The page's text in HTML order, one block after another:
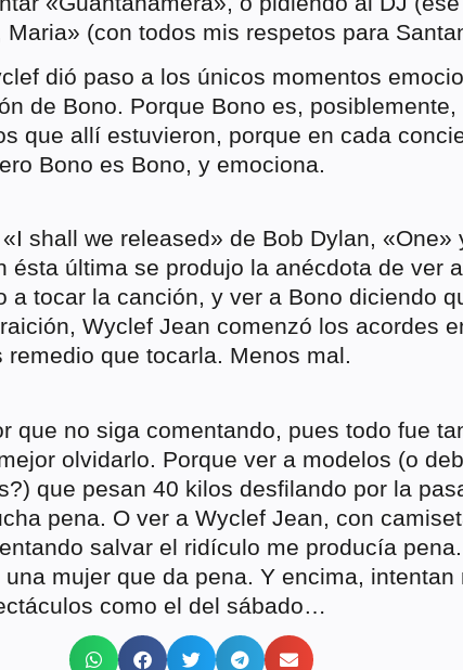
(con todos mis respetos para
dió paso a los únicos momentos
de Bono. Porque Bono es, posiblemente,
que allí estuvieron, porque en cada
Bono es Bono, y emociona.
shall we released» de Bob Dylan, «One»
ésta última se produjo la anécdota de ver
a tocar la canción, y ver a Bono diciendo
Wyclef Jean comenzó los acordes
que tocarla. Menos mal.
que no siga comentando, pues todo fue
olvidarlo. Porque ver a modelos (o
que pesan 40 kilos desfilando por la
pena. O ver a Wyclef Jean, con
salvar el ridículo me producía
mujer que da pena. Y encima, intentan
como el del sábado…